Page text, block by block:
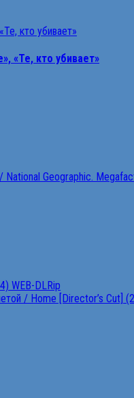
«Те, кто убивает»
Geographic.
WEB-DLRip
/ Home [Director’s Cut]